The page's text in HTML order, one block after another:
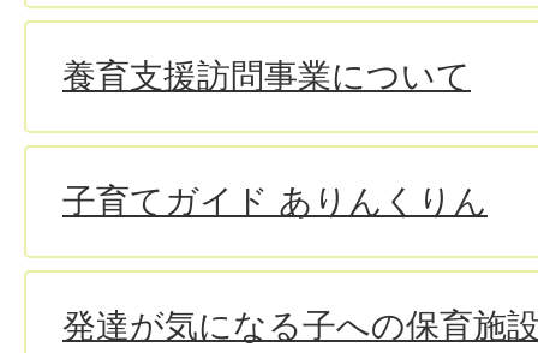
養育支援訪問事業について
子育てガイド ありんくりん
発達が気になる子への保育施